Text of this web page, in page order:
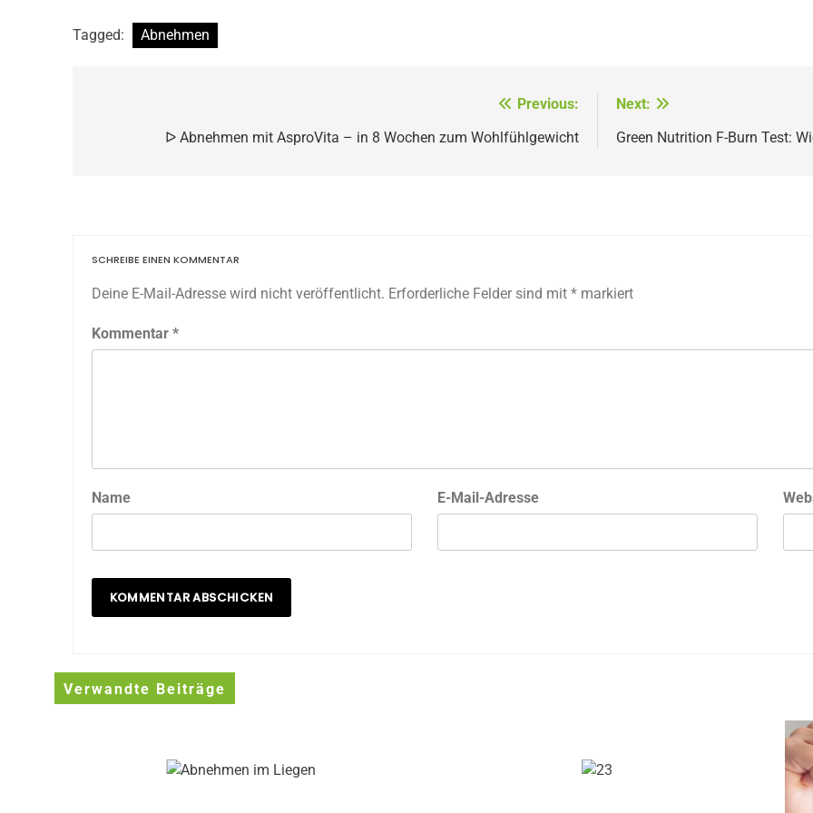
Tagged: Abnehmen
Previous:
ᐅ Abnehmen mit AsproVita – in 8 Wochen zum Wohlfühlgewicht
Next:
Green Nutrition F-Burn Test:
SCHREIBE EINEN KOMMENTAR
Deine E-Mail-Adresse wird nicht veröffentlicht. Erforderliche Felder sind mit *markiert
Kommentar *
Name E-Mail-Adresse
Verwandte Beiträge